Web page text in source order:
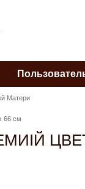
Матери
66 см